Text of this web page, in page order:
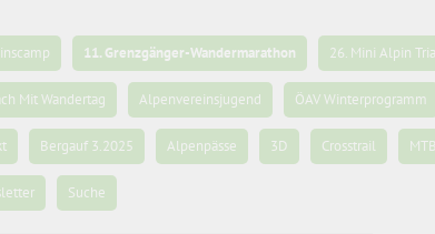
11. Grenzgänger-Wandermarathon 26. Mini Alpin
Mit Wandertag Alpenvereinsjugend ÖAV Winterprogramm
Bergauf 3.2025 Alpenpässe 3D Crosstrail MTB
Suche